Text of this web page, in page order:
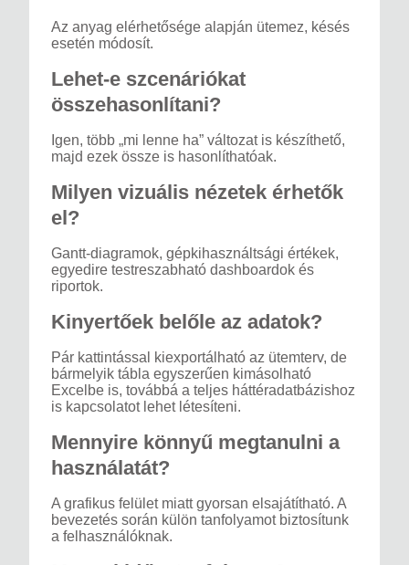
Az anyag elérhetősége alapján ütemez, késés
esetén módosít.
Lehet-e szcenáriókat
összehasonlítani?
Igen, több „mi lenne ha” változat is készíthető,
majd ezek össze is hasonlíthatóak.
Milyen vizuális nézetek érhetők
el?
Gantt-diagramok, gépkihasználtsági értékek,
egyedire testreszabható dashboardok és
riportok.
Kinyertőek belőle az adatok?
Pár kattintással kiexportálható az ütemterv, de
bármelyik tábla egyszerűen kimásolható
Excelbe is, továbbá a teljes háttéradatbázishoz
is kapcsolatot lehet létesíteni.
Mennyire könnyű megtanulni a
használatát?
A grafikus felület miatt gyorsan elsajátítható. A
bevezetés során külön tanfolyamot biztosítunk
a felhasználóknak.